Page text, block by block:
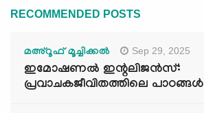
RECOMMENDED POSTS
മഅ്റൂഫ് മൂച്ചിക്കല്‍ Sep 29, 2025
ഇമോഷണൽ ഇന്റലിജൻസ്:
പ്രവാചകജീവിതത്തിലെ പാഠങ്ങൾ